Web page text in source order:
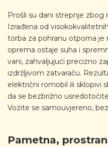
Prošli su dani strepnje
Izrađena od
torba za pohranu otporna je
oprema ostaje suha i
vani, zahvaljujući precizno
izdržljivom zatvaraču.
električni romobil ili sklopivi
da se bezbrižno
Vozite se samouvjereno,
Pametna,